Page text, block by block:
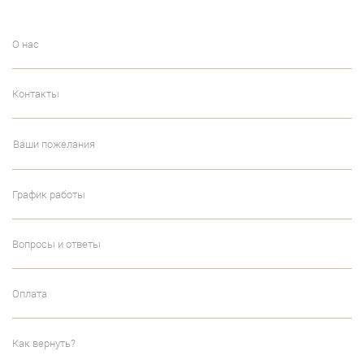
О нас
Контакты
Ваши пожелания
График работы
Вопросы и ответы
Оплата
Как вернуть?